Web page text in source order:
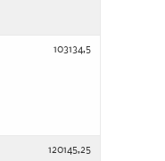
103134,5
120145,25